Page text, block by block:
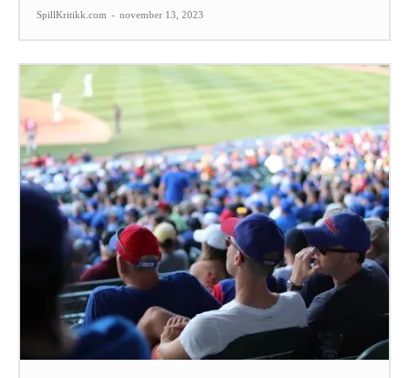
SpillKritikk.com - november 13, 2023